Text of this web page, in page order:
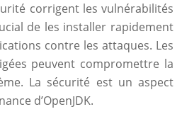
corrigent les vulnérabilités
de les installer rapidement
contre les attaques. Les
peuvent compromettre la
La sécurité est un aspect
d’OpenJDK.